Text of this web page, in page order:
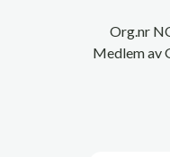
Org.nr
Medlem av